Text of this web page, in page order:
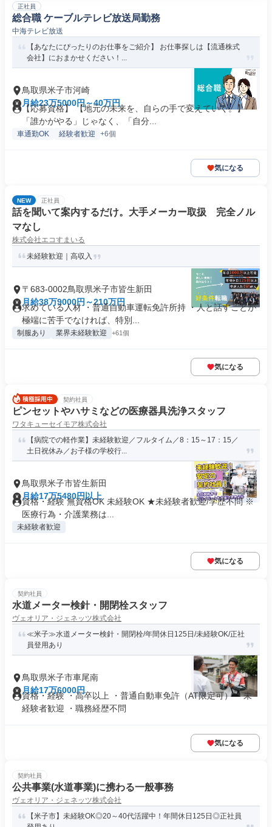
正社員
総合職 ケーブルテレビ放送局勤務
中海テレビ放送
【あなたにぴったりのお仕事をご紹介】 お仕事探しは【流通株式
会社】におまかせください！...
鳥取県米子市河崎
月給23万5000円～40万円
【応募資格】 【地元の未来を、自らの手で変えていく。】
「誰かがやる」じゃなく、「自分...
車通勤OK 経験者歓迎 +6個
気になる
NEW 正社員
話を聞いて案内するだけ。大手メーカー取扱 完全ノル
マなし
株式会社エコすまいる
未経験歓迎｜高収入
〒683-0002鳥取県米子市皆生新田
月給38万9000円～210万円
求めている人材 ・普通自動車運転免許所持 ・人と話すことが
極端に苦手でなければ、特別...
制服あり 業界未経験歓迎 +61個
気になる
契約社員
ピンセットやハサミなどの医療器具洗浄スタッフ
ワタキューセイモア株式会社
【病院での軽作業】未経験歓迎／フルタイム／8：15～17：15／
土日祝休み／お子様の学校行...
鳥取県米子市皆生新田
月給17万5480円以上
資格・経験 無資格OK 未経験OK ★未経験者歓迎/学歴不問 ※
医療行為・介護業務は...
未経験者歓迎
気になる
契約社員
水道メーター検針・開閉栓スタッフ
ヴェオリア・ジェネッツ株式会社
≪米子≫水道メーター検針・開閉栓/年間休日125日/未経験OK/正社
員登用あり
鳥取県米子市車尾南
月給17万6000円
資格・経験 ・高卒以上 ・普通自動車免許（AT限定可） ・未
経験者歓迎 ・職務経歴不問
気になる
契約社員
公共事業(水道事業)に携わる一般事務
ヴェオリア・ジェネッツ株式会社
【米子市】未経験OK◎20～40代活躍中！年間休日125日◎正社員